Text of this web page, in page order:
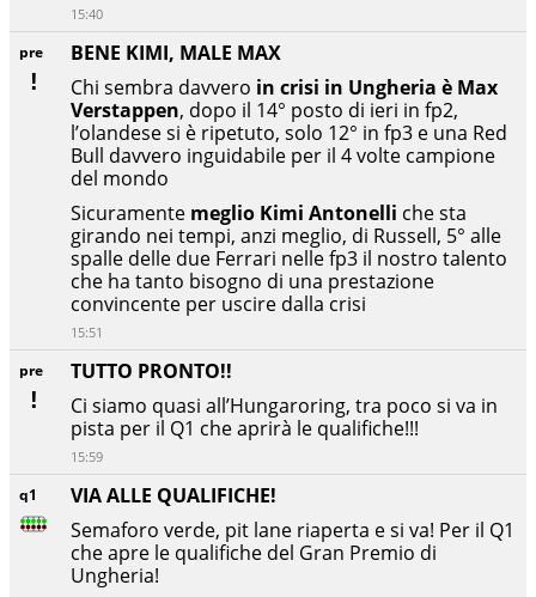
q1
VIA ALLE QUALIFICHE!
Semaforo verde, pit lane riaperta e si va! Per il Q1
che apre le qualifiche del Gran Premio di
Ungheria!
pre
TUTTO PRONTO!!
Ci siamo quasi all’Hungaroring, tra poco si va in
pista per il Q1 che aprirà le qualifiche!!!
15:59
pre
BENE KIMI, MALE MAX
Chi sembra davvero in crisi in Ungheria è Max
Verstappen, dopo il 14° posto di ieri in fp2,
l’olandese si è ripetuto, solo 12° in fp3 e una Red
Bull davvero inguidabile per il 4 volte campione
del mondo
Sicuramente meglio Kimi Antonelli che sta
girando nei tempi, anzi meglio, di Russell, 5° alle
spalle delle due Ferrari nelle fp3 il nostro talento
che ha tanto bisogno di una prestazione
convincente per uscire dalla crisi
15:51
15:40